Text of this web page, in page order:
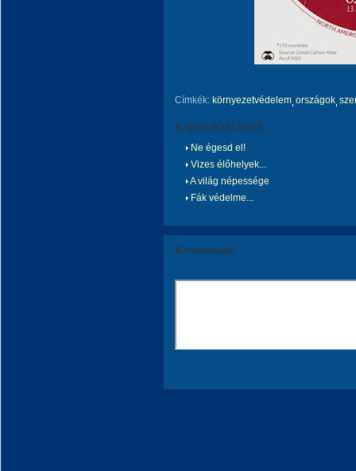
Címkék: környezetvédelem országok
Kapcsolódó hírek:
Ne égesd el!
Vizes élőhelyek...
A világ népessége
Fák védelme...
Kommentáld!